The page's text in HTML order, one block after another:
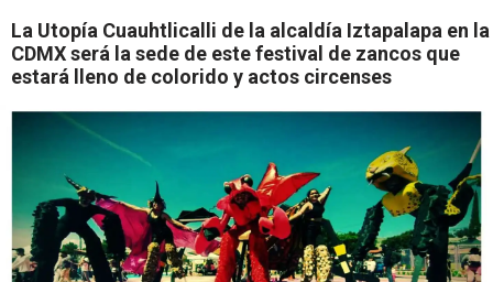
q
u
e
a
La Utopía Cuauhtlicalli de la alcaldía Iztapalapa en la
CDMX será la sede de este festival de zancos que
estará lleno de colorido y actos circenses